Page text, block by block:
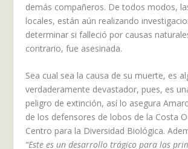
demás compañeros. De todos modos,
locales, están aún realizando
determinar si falleció por causas
contrario, fue asesinada.
Sea cual sea la causa de su muerte, es
verdaderamente devastador, pues, es
peligro de extinción, así lo asegura
de los defensores de lobos de la Costa
Centro para la Diversidad Biológica.
“Este es un desarrollo trágico para las